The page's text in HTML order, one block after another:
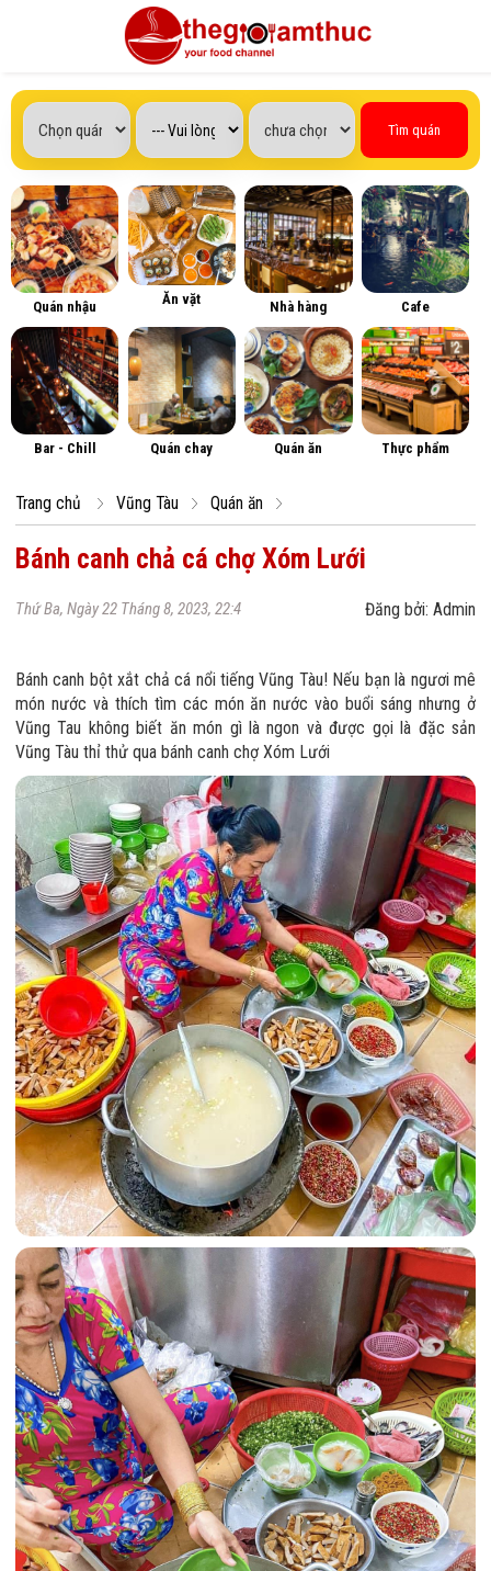
Tìm quán
Quán nhậu
Ăn vặt
Nhà hàng Cafe
Bar - Chill Quán chay Quán ăn Thực phẩm
Trang chủ Vũng Tàu Quán ăn
Bánh canh chả cá chợ Xóm Lưới
Thứ Ba, Ngày 22 Tháng 8, 2023, 22:4 Đăng bởi: Admin
Bánh canh bột xắt chả cá nổi tiếng Vũng Tàu! Nếu bạn là ngươi mê
món nước và thích tìm các món ăn nước vào buổi sáng nhưng ở
Vũng Tau không biết ăn món gì là ngon và được gọi là đặc sản
Vũng Tàu thỉ thử qua bánh canh chợ Xóm Lưới